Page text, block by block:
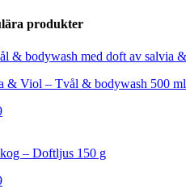
produkter
& Viol – Tvål & bodywash 500 ml
– Doftljus 150 g